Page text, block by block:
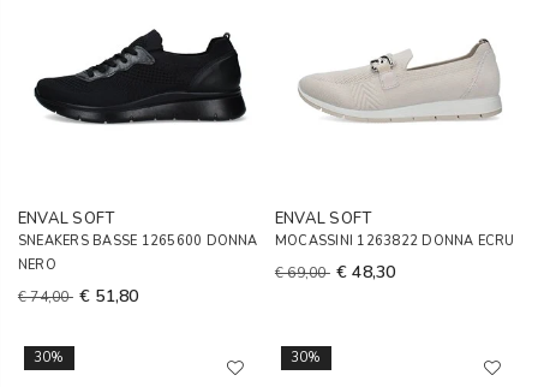
ENVAL SOFT
SNEAKERS BASSE 1265600 DONNA
NERO
€ 74,00 € 51,80
ENVAL SOFT
MOCASSINI 1263822 DONNA ECRU
€ 69,00 € 48,30
30% 30%